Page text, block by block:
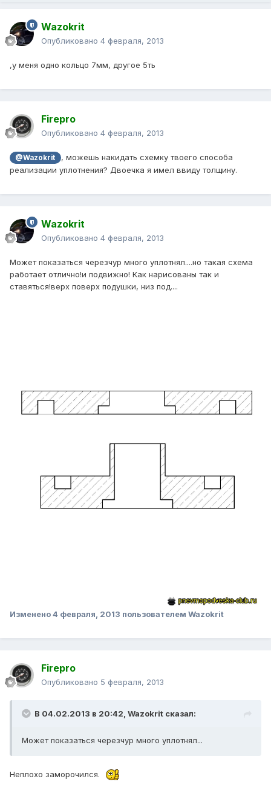
Wazokrit
Опубликовано 4 февраля, 2013
,у меня одно кольцо 7мм, другое 5ть
Firepro
Опубликовано 4 февраля, 2013
@Wazokrit
, можешь накидать схемку твоего способа
реализации уплотнения? Двоечка я имел ввиду толщину.
Wazokrit
Опубликовано 4 февраля, 2013
Может показаться черезчур много уплотнял....но такая схема
работает отлично!и подвижно! Как нарисованы так и
ставяться!верх поверх подушки, низ под....
Изменено4 февраля, 2013 пользователем Wazokrit
Firepro
Опубликовано 5 февраля, 2013
В 04.02.2013 в 20:42, Wazokrit сказал:
Может показаться черезчур много уплотнял...
Неплохо заморочился.